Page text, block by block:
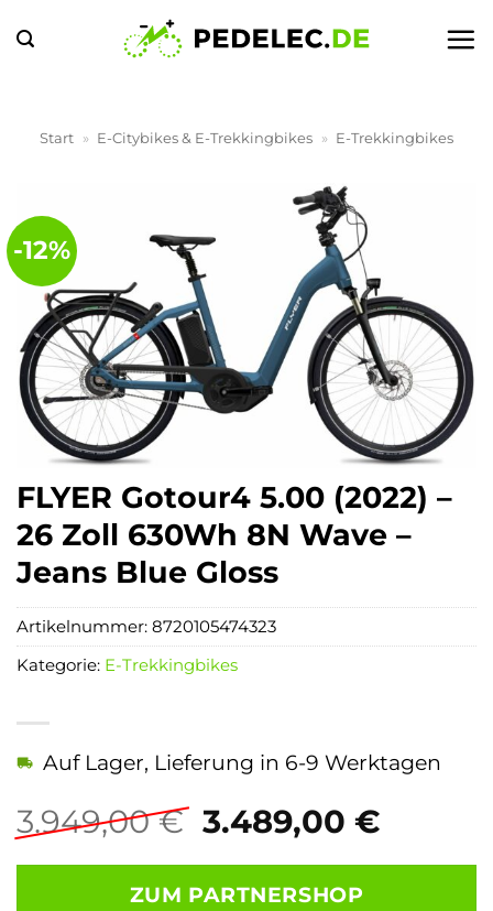
Inhalt
Start » E-Citybikes & E-Trekkingbikes » E-Trekkingbikes
-12%
FLYER Gotour4 5.00 (2022) –
26 Zoll 630Wh 8N Wave –
Jeans Blue Gloss
3.949,00€ Ursprünglicher
war:
3.489,00 €
Auf Lager, Lieferung in 6-9 Werktagen
ZUM PARTNERSHOP
Artikelnummer: 8720105474323
Kategorie: E-Trekkingbikes